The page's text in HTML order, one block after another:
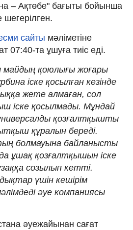
– Ақтөбе" бағыты бойынша
шегерілген.
сайты мәліметіне
07:40-та ұшуға тиіс еді.
қоюлығы жоғары
іске қосылған кезінде
жете алмаған, сол
іске қосылмады. Мұндай
қозғалтқышты
құралын береді.
болмауына байланысты
ұшақ қозғалтқышын іске
созылып кетті.
үшін кешірім
әуе компаниясы
әуежайынан сағат